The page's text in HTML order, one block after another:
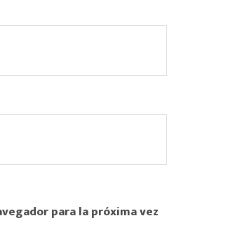
para la próxima vez